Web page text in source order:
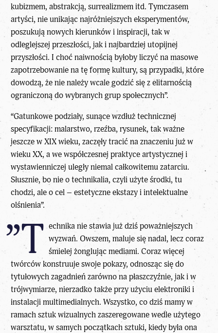
kubizmem, abstrakcją, surrealizmem itd. Tymczasem
artyści, nie unikając najróżniejszych eksperymentów,
poszukują nowych kierunków i inspiracji, tak w
odleglejszej przeszłości, jak i najbardziej utopijnej
przyszłości. I choć naiwnością byłoby liczyć na masowe
zapotrzebowanie na tę formę kultury, są przypadki, które
dowodzą, że nie należy wcale godzić się z elitarnością
ograniczoną do wybranych grup społecznych”.
“Gatunkowe podziały, sunące wzdłuż technicznej
specyfikacji: malarstwo, rzeźba, rysunek, tak ważne
jeszcze w XIX wieku, zaczęły tracić na znaczeniu już w
wieku XX, a we współczesnej praktyce artystycznej i
wystawienniczej uległy niemal całkowitemu zatarciu.
Słusznie, bo nie o technikalia, czyli użyte środki, tu
chodzi, ale o cel – estetyczne ekstazy i intelektualne
olśnienia”.
”T echnika nie stawia już dziś poważniejszych
wyzwań. Owszem, maluje się nadal, lecz coraz
śmielej żonglując mediami. Coraz więcej
twórców konstruuje swoje pokazy, odnosząc się do
tytułowych zagadnień zarówno na płaszczyźnie, jak i w
trójwymiarze, nierzadko także przy użyciu elektroniki i
instalacji multimedialnych. Wszystko, co dziś mamy w
ramach sztuk wizualnych zaszeregowane wedle użytego
warsztatu, w samych początkach sztuki, kiedy była ona